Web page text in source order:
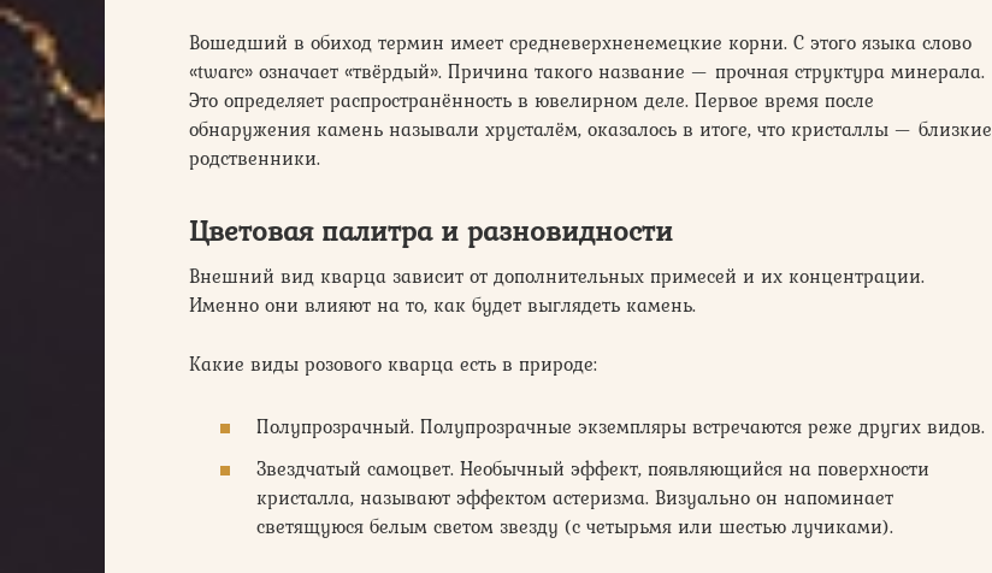
Вошедший в обиход термин имеет средневерхненемецкие корни. С этого языка слово
«twarc» означает «твёрдый». Причина такого название — прочная структура минерала.
Это определяет распространённость в ювелирном деле. Первое время после
обнаружения камень называли хрусталём, оказалось в итоге, что кристаллы — близкие
родственники.
Цветовая палитра и разновидности
Внешний вид кварца зависит от дополнительных примесей и их концентрации.
Именно они влияют на то, как будет выглядеть камень.
Какие виды розового кварца есть в природе:
Полупрозрачный. Полупрозрачные экземпляры встречаются реже других видов.
Звездчатый самоцвет. Необычный эффект, появляющийся на поверхности
кристалла, называют эффектом астеризма. Визуально он напоминает
светящуюся белым светом звезду (с четырьмя или шестью лучиками).